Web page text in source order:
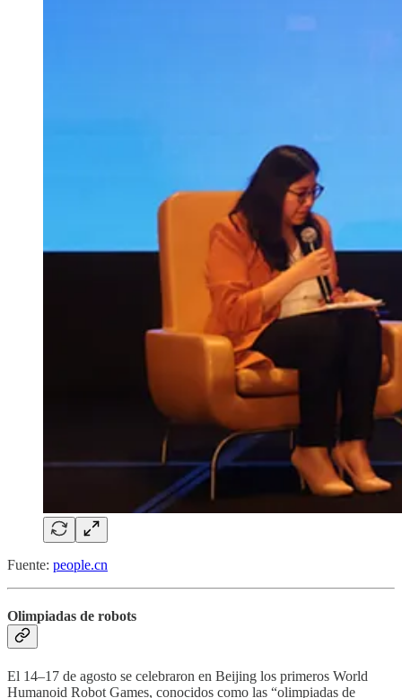
Fuente: people.cn
Olimpiadas de robots
El 14–17 de agosto se celebraron en Beijing los primeros World
Humanoid Robot Games, conocidos como las “olimpiadas de